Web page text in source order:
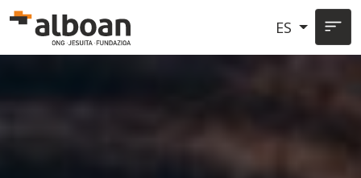
Pasar al contenido principal
ES